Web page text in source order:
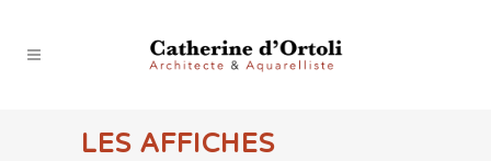
LES AFFICHES